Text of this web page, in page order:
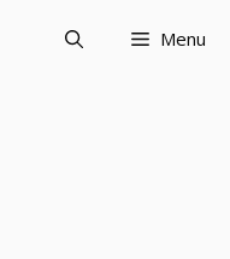
Menu